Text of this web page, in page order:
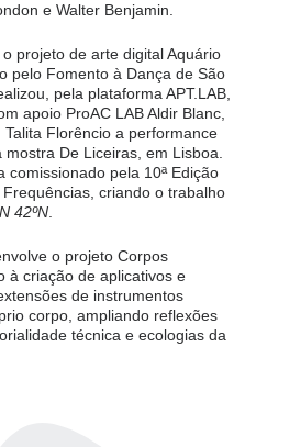
e Walter Benjamin.
projeto de arte digital Aquário
pelo Fomento à Dança de São
pela plataforma APT.LAB,
apoio ProAC LAB Aldir Blanc,
Florêncio a performance
mostra De Liceiras, em Lisboa.
comissionado pela 10ª Edição
criando o trabalho
42ºN
o projeto Corpos
à criação de aplicativos e
de instrumentos
corpo, ampliando reflexões
técnica e ecologias da